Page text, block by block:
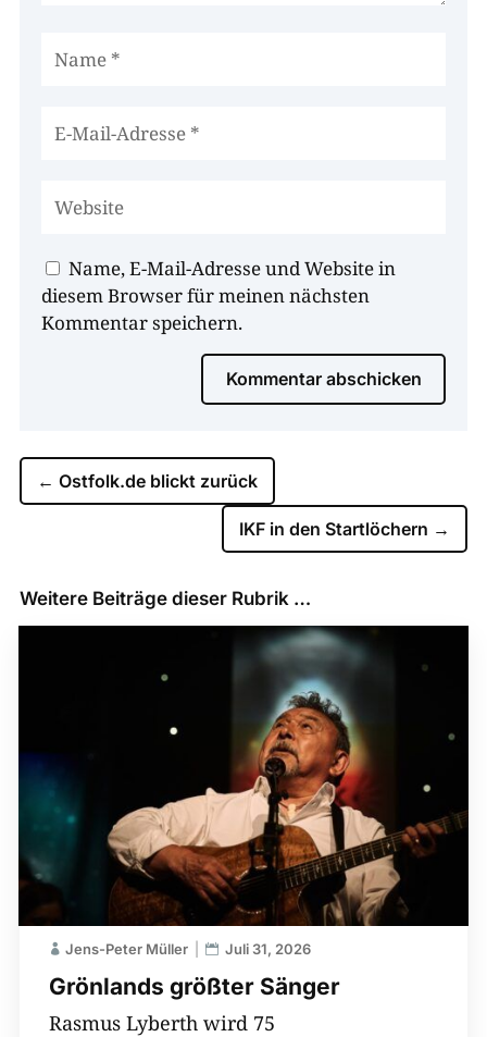
Name, E-Mail-Adresse und Website in
diesem Browser für meinen nächsten
Kommentar speichern.
Kommentar abschicken
← Ostfolk.de blickt zurück
IKF in den Startlöchern →
Weitere Beiträge dieser Rubrik …
Grönlands größter Sänger
Jens-Peter Müller Juli 31, 2026
Rasmus Lyberth wird 75